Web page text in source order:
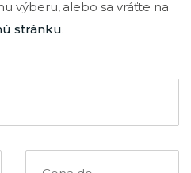
výberu, alebo sa vráťte na
stránku.